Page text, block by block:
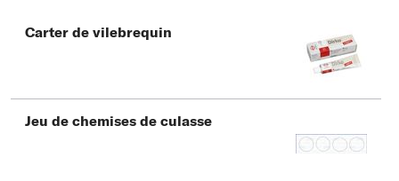
Ou choix du véhicule selon les critères suivants :
Choix du fabricant
Carter de vilebrequin
Jeu de chemises de culasse